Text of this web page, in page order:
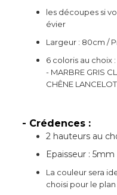
les découpes si
évier
Largeur : 80cm /
6 coloris au choix :
- MARBRE GRIS
CHÊNE LANCELOT
- Crédences :
2 hauteurs au
Epaisseur : 5mm
La couleur sera
choisi pour le